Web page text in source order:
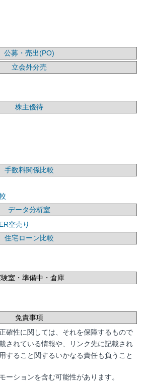
公募・売出(PO)
立会外分売
株主優待
手数料関係比較
データ分析室
空売り
住宅ローン比較
室・準備中・倉庫
免責事項
確性に関しては、それを保障するもので
されている情報や、リンク先に記載され
すること関するいかなる責任も負うこと
ーションを含む可能性があります。